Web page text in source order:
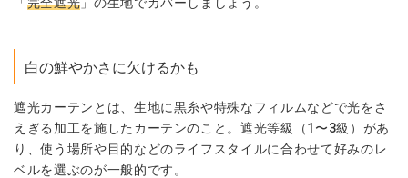
白の鮮やかさに欠けるかも
遮光カーテンとは、生地に黒糸や特殊なフィルムなどで光をさ
えぎる加工を施したカーテンのこと。遮光等級（1〜3級）があ
り、使う場所や目的などのライフスタイルに合わせて好みのレ
ベルを選ぶのが一般的です。